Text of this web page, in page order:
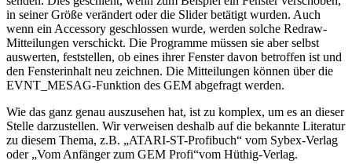
in seiner Größe verändert oder die Slider betätigt wurden. Auch
wenn ein Accessory geschlossen wurde, werden solche Redraw-
Mitteilungen verschickt. Die Programme müssen sie aber selbst
auswerten, feststellen, ob eines ihrer Fenster davon betroffen ist und
den Fensterinhalt neu zeichnen. Die Mitteilungen können über die
EVNT_MESAG-Funktion des GEM abgefragt werden.
Wie das ganz genau auszusehen hat, ist zu komplex, um es an dieser
Stelle darzustellen. Wir verweisen deshalb auf die bekannte Literatur
zu diesem Thema, z.B. „ATARI-ST-Profibuch“ vom Sybex-Verlag
oder „Vom Anfänger zum GEM Profi“vom Hüthig-Verlag.